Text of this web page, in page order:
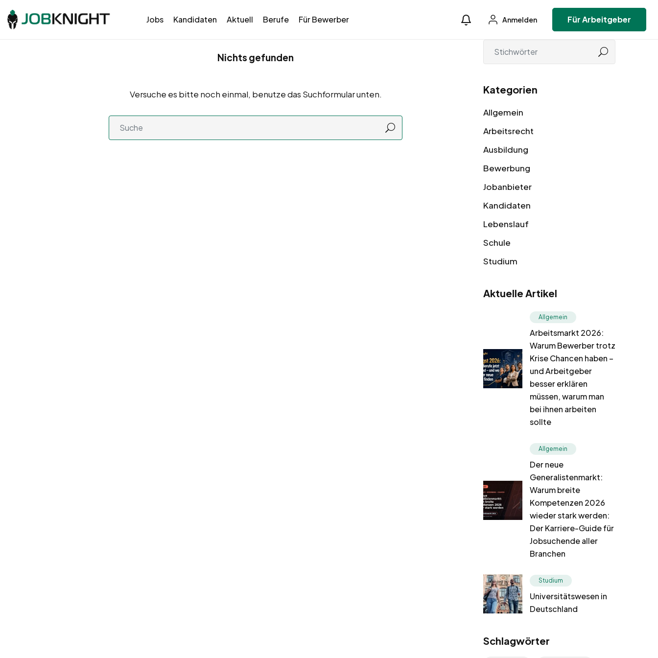
Jobs Kandidaten Aktuell Berufe Für Bewerber Anmelden Für Arbeitgeber
Nichts gefunden
Versuche es bitte noch einmal, benutze das Suchformular unten. Kategorien
Allgemein
Arbeitsrecht
Ausbildung
Bewerbung
Jobanbieter
Kandidaten
Lebenslauf
Schule
Studium
Aktuelle Artikel
Allgemein
Arbeitsmarkt 2026:
Warum Bewerber trotz
Krise Chancen haben –
und Arbeitgeber
besser erklären
müssen, warum man
bei ihnen arbeiten
sollte
Allgemein
Der neue
Generalistenmarkt:
Warum breite
Kompetenzen 2026
wieder stark werden:
Der Karriere-Guide für
Jobsuchende aller
Branchen
Studium
Universitätswesen in
Deutschland
Schlagwörter